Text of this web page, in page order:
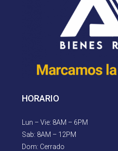
HORARIO
Lun – Vie: 8AM – 6PM
Sab: 8AM – 12PM
Dom: Cerrado